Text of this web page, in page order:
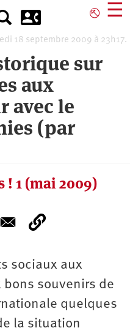
⎋ ☰
18 septembre 2009 à 23h17.
sur
aux
avec le
(par
! 1 (mai 2009)
sociaux aux
souvenirs de
quelques
la situation